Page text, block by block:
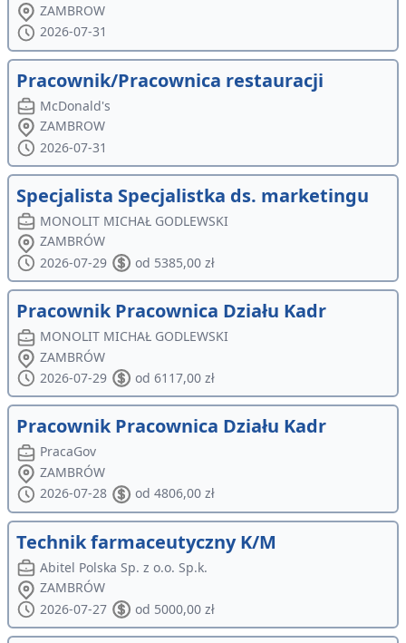
ZAMBROW
2026-07-31
Pracownik/Pracownica restauracji
McDonald's
ZAMBROW
2026-07-31
Specjalista Specjalistka ds. marketingu
MONOLIT MICHAŁ GODLEWSKI
ZAMBRÓW
2026-07-29
od 5385,00 zł
Pracownik Pracownica Działu Kadr
MONOLIT MICHAŁ GODLEWSKI
ZAMBRÓW
2026-07-29
od 6117,00 zł
Pracownik Pracownica Działu Kadr
PracaGov
ZAMBRÓW
2026-07-28
od 4806,00 zł
Technik farmaceutyczny K/M
Abitel Polska Sp. z o.o. Sp.k.
ZAMBRÓW
2026-07-27
od 5000,00 zł